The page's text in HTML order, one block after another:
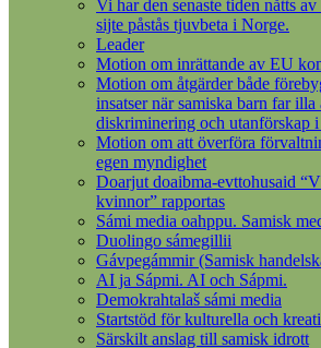
Vi har den senaste tiden nåtts
sijte påstås tjuvbeta i Norge.
Leader
Motion om inrättande av EU
Motion om åtgärder både
insatser när samiska barn far
diskriminering och utanförskap i
Motion om att överföra
egen myndighet
Doarjut doaibma-evttohusaid
kvinnor” rapportas
Sámi media oahppu. Samisk
Duolingo sámegillii
Gávpegámmir (Samisk
AI ja Sápmi. AI och Sápmi.
Demokrahtalaš sámi media
Startstöd för kulturella och
Särskilt anslag till samisk idrott